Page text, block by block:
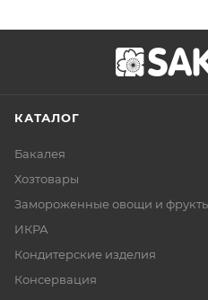
КАТАЛОГ
Бакалея
Хозтовары
Замороженные овощи и
ИКРА
Кондитерские изделия
Консервация